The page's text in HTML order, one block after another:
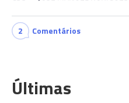
2 Comentários
Últimas